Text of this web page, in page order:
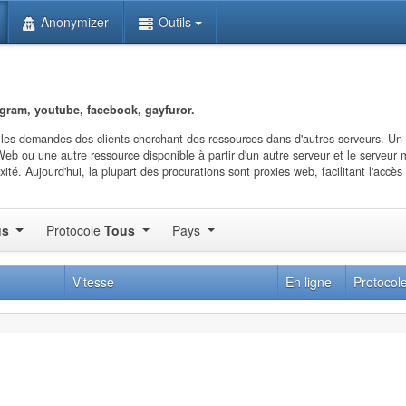
Anonymizer Outils
youtube, facebook, gayfuror.
demandes des clients cherchant des ressources dans d'autres serveurs.
ou une autre ressource disponible à partir d'un autre serveur et le serveur
Aujourd'hui, la plupart des procurations sont proxies web, facilitant
Protocole Tous Pays
Vitesse En ligne